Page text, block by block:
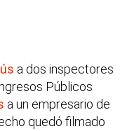
a dos inspectores
Públicos
a un empresario de
quedó filmado